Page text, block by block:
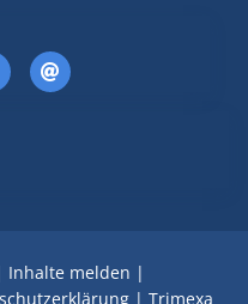
Inhalte melden |
| Trimexa